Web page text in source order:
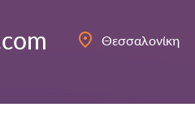
Θεσσαλονίκη